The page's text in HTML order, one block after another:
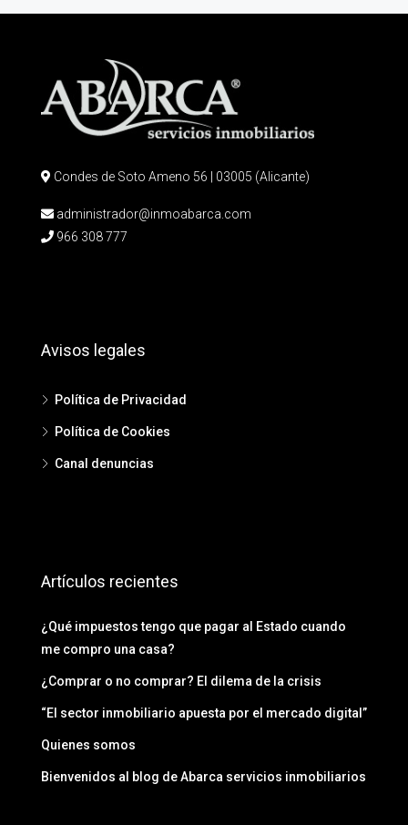
Condes de Soto Ameno 56 | 03005 (Alicante)
administrador@inmoabarca.com
966 308 777
Avisos legales
Política de Privacidad
Política de Cookies
Canal denuncias
Artículos recientes
¿Qué impuestos tengo que pagar al Estado cuando
me compro una casa?
¿Comprar o no comprar? El dilema de la crisis
“El sector inmobiliario apuesta por el mercado digital”
Quienes somos
Bienvenidos al blog de Abarca servicios inmobiliarios